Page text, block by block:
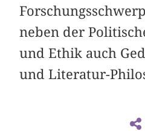
neben der
und Ethik auch
und Literatur-